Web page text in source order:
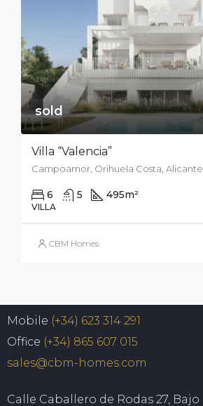
sold
Villa “Valencia”
Campoamor, Orihuela Costa, Alicante
6 5 495m²
VILLA
CBM Homes
Mobile (+34) 623 314 291
Office (+34) 865 607 015
sales@cbm-homes.com
Calle Caballero de Rodas 27, Bajo